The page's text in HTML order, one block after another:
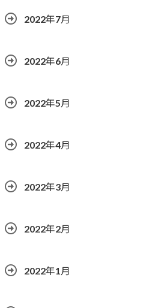
2022年7月
2022年6月
2022年5月
2022年4月
2022年3月
2022年2月
2022年1月